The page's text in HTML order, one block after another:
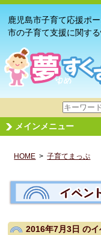
鹿児島市子育て応援ポ
市の子育て支援に関す
サ
イ
ト
検
メインメニュー
HOME >子育てまっぷ
2016年7月3日のイ